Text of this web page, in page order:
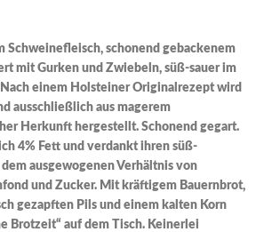
Schweinefleisch, schonend gebackenem
mit Gurken und Zwiebeln, süß-sauer im
einem Holsteiner Originalrezept wird
ausschließlich aus magerem
Herkunft hergestellt. Schonend gegart.
4% Fett und verdankt ihren süß-
ausgewogenen Verhältnis von
und Zucker. Mit kräftigem Bauernbrot,
gezapften Pils und einem kalten Korn
Brotzeit“ auf dem Tisch. Keinerlei